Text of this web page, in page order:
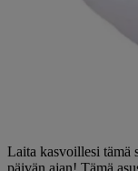
Laita kasvoillesi tämä
päivän ajan! Tämä